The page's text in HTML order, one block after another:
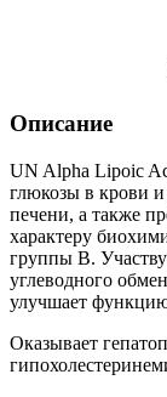
Описание
UN Alpha Lipoic
глюкозы в крови
печени, а также
характеру
группы В.
углеводного
улучшает
Оказывает